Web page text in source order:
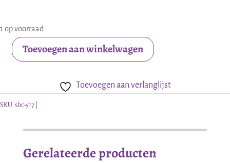
1 op voorraad
Bronzen
met
Toevoegen aan winkelwagen
Toevoegen aan verlanglijst
SKU: sbc-y17
Gerelateerde producten